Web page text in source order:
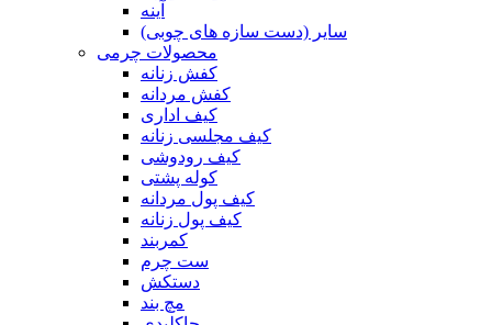
آینه
سایر (دست سازه های چوبی)
محصولات چرمی
کفش زنانه
کفش مردانه
کیف اداری
کیف مجلسی زنانه
کیف رودوشی
کوله پشتی
کیف پول مردانه
کیف پول زنانه
کمربند
ست چرم
دستکش
مچ بند